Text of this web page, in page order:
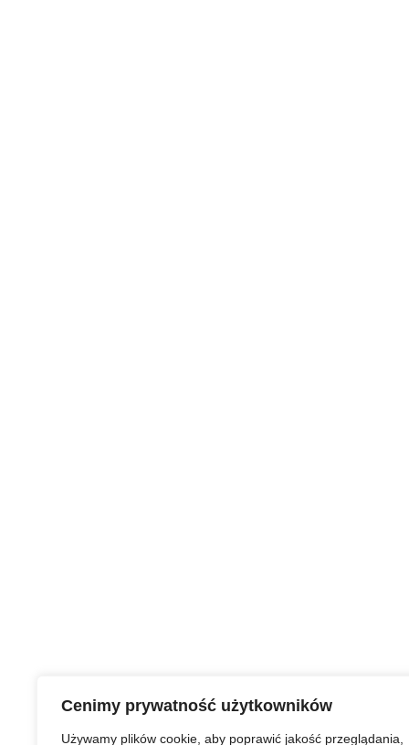
Cenimy prywatność użytkowników
Używamy plików cookie, aby poprawić jakość przeglądania,